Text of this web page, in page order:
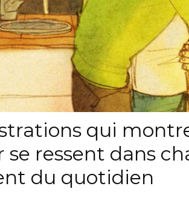
qui
se ressent dans
du quotidien